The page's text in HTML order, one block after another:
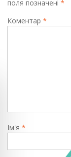
поля позначені *
Коментар *
Ім'я *